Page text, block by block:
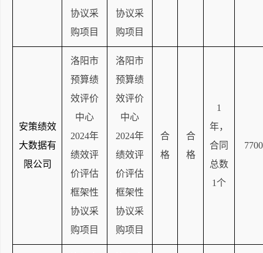
协议采
购项目
协议采
购项目
安策绩效
大数据有
限公司
洛阳市
预算绩
效评价
中心
2024年
绩效评
价评估
框架性
协议采
购项目
洛阳市
预算绩
效评价
中心
2024年
绩效评
价评估
框架性
协议采
购项目
合
格
合
格
1
年，
合同
总数
1个